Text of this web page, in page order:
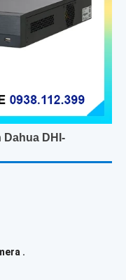
Dahua DHI-
.